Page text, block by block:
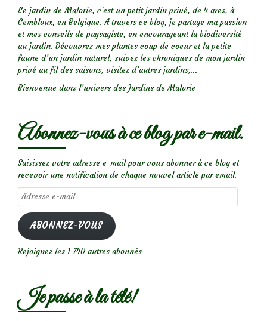
Le jardin de Malorie, c'est un petit jardin privé, de 4 ares, à
Gembloux, en Belgique. A travers ce blog, je partage ma passion
et mes conseils de paysagiste, en encourageant la biodiversité
au jardin. Découvrez mes plantes coup de coeur et la petite
faune d’un jardin naturel, suivez les chroniques de mon jardin
privé au fil des saisons, visitez d’autres jardins,...
Bienvenue dans l’univers des Jardins de Malorie
Abonnez-vous à ce blog par e-mail.
Saisissez votre adresse e-mail pour vous abonner à ce blog et
recevoir une notification de chaque nouvel article par email.
Adresse
e-
mail
ABONNEZ-VOUS
Rejoignez les 1 740 autres abonnés
Je passe à la télé!